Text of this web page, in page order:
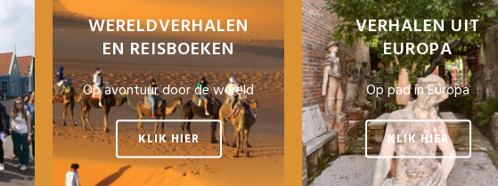
WERELDVERHALEN
EN REISBOEKEN
Op avontuur door de wereld
KLIK HIER
VERHALEN UIT
EUROPA
Op pad in Europa
KLIK HIER